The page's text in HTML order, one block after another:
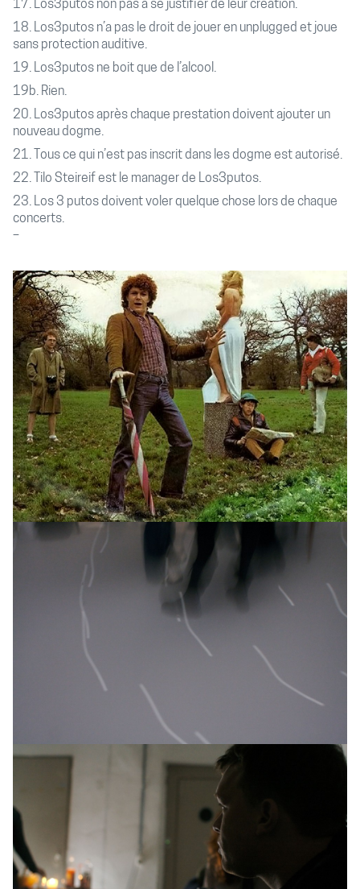
17. Los3putos non pas à se justifier de leur création.
18. Los3putos n’a pas le droit de jouer en unplugged et joue
sans protection auditive.
19. Los3putos ne boit que de l’alcool.
19b. Rien.
20. Los3putos après chaque prestation doivent ajouter un
nouveau dogme.
21. Tous ce qui n’est pas inscrit dans les dogme est autorisé.
22. Tilo Steireif est le manager de Los3putos.
23. Los 3 putos doivent voler quelque chose lors de chaque
concerts.